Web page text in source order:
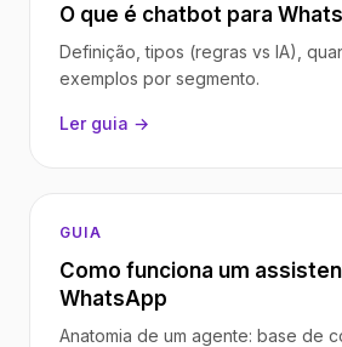
O que é chatbot para
Definição, tipos (regras vs IA),
exemplos por segmento.
Ler guia →
GUIA
Como funciona um
WhatsApp
Anatomia de um agente: base de